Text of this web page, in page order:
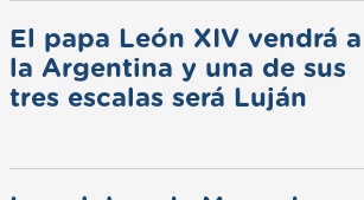
El papa León XIV vendrá a
la Argentina y una de sus
tres escalas será Luján